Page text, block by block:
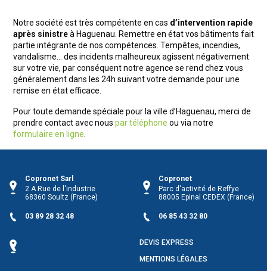
Notre société est très compétente en cas d’intervention rapide
après sinistreà Haguenau. Remettre en état vos bâtiments fait
partie intégrante de nos compétences. Tempêtes, incendies,
vandalisme… des incidents malheureux agissent négativement
sur votre vie, par conséquent notre agence se rend chez vous
généralement dans les 24h suivant votre demande pour une
remise en état efficace.
Pour toute demande spéciale pour la ville d’Haguenau, merci de
prendre contact avec nous par téléphone ou via notre
formulaire en ligne.
Copronet Sarl
2 A Rue de l'industrie
68360 Soultz (France)
03 89 28 32 48
Copronet
Parc d'activité de Reffye
88005 Epinal CEDEX (France)
06 85 43 32 80
DEVIS EXPRESS
MENTIONS LÉGALES